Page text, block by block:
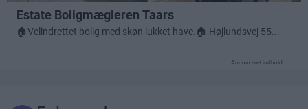
Annonceret indhold